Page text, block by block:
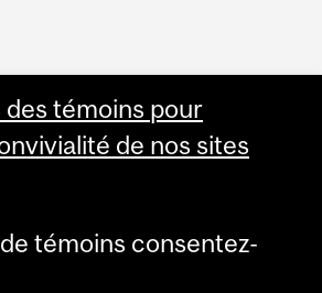
des témoins pour
de nos sites
témoins consentez-